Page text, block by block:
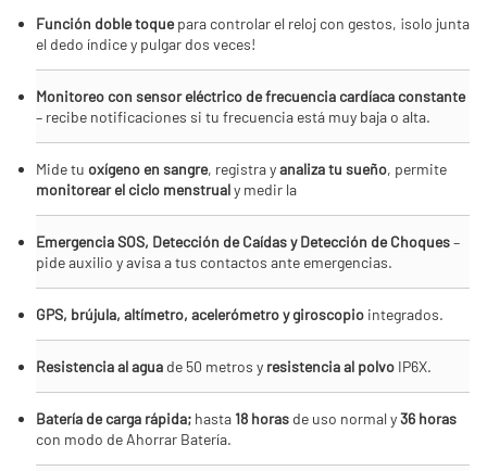
Función doble toquepara controlar el reloj con gestos, ¡solo junta
el dedo índice y pulgar dos veces!
Monitoreo con sensor eléctrico de frecuencia cardíaca constante
– recibe notificaciones si tu frecuencia está muy baja o alta.
Mide tu oxígeno en sangre, registra yanaliza tu sueño, permite
monitorear el ciclo menstrualy medir la
Emergencia SOS, Detección de Caídas y Detección de Choques–
pide auxilio y avisa a tus contactos ante emergencias.
GPS, brújula, altímetro, acelerómetro y giroscopio integrados.
Resistencia al agua de 50 metros y resistencia al polvo IP6X.
Batería de carga rápida; hasta 18 horas de uso normal y36 horas
con modo de Ahorrar Batería.